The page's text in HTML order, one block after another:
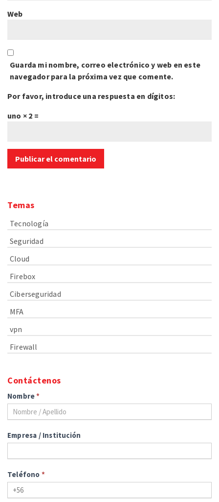
Web
Guarda mi nombre, correo electrónico y web en este
navegador para la próxima vez que comente.
Por favor, introduce una respuesta en dígitos:
uno × 2 =
Temas
Tecnología
Seguridad
Cloud
Firebox
Ciberseguridad
MFA
vpn
Firewall
Contáctenos
Nombre*
Empresa / Institución
Teléfono *